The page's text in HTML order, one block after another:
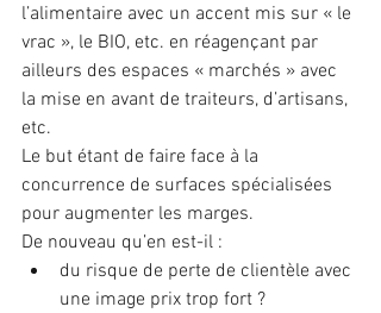
l’alimentaire avec un accent mis sur « le
vrac », le BIO, etc. en réagençant par
ailleurs des espaces « marchés » avec
la mise en avant de traiteurs, d’artisans,
etc.
Le but étant de faire face à la
concurrence de surfaces spécialisées
pour augmenter les marges.
De nouveau qu’en est-il :
du risque de perte de clientèle avec
une image prix trop fort ?